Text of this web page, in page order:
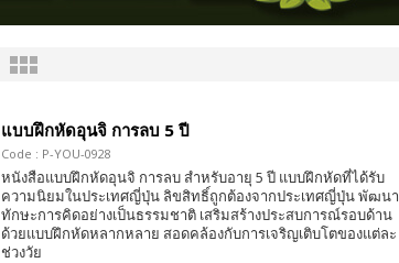
แบบฝึกหัดอุนจิ การลบ 5 ปี
Code : P-YOU-0928
หนังสือแบบฝึกหัดอุนจิ การลบ สำหรับอายุ 5 ปี แบบฝึกหัดที่ได้รับ
ความนิยมในประเทศญี่ปุ่น ลิขสิทธิ์ถูกต้องจากประเทศญี่ปุ่น พัฒนา
ทักษะการคิดอย่างเป็นธรรมชาติ เสริมสร้างประสบการณ์รอบด้าน
ด้วยแบบฝึกหัดหลากหลาย สอดคล้องกับการเจริญเติบโตของแต่ละ
ช่วงวัย